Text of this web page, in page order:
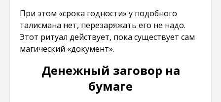
При этом «срока годности» у подобного
талисмана нет, перезаряжать его не надо.
Этот ритуал действует, пока существует сам
магический «документ».
Денежный заговор на
бумаге